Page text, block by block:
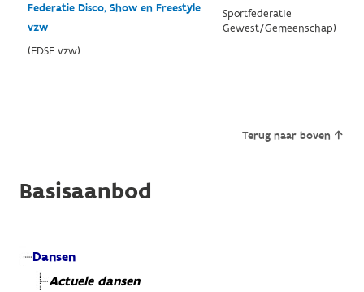
Federatie Disco, Show en Freestyle
vzw
(FDSF vzw)
Sportfederatie
Gewest/Gemeenschap)
Terug naar boven
Basisaanbod
Dansen
Actuele dansen